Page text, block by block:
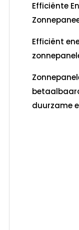
Efficiënte
Efficiënt
duurzame